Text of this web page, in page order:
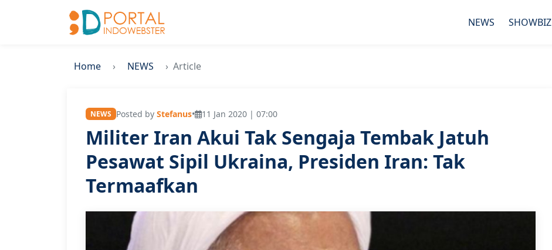
NEWS SHOWBIZ
Home NEWS Article
NEWS Posted by Stefanus• 11 Jan 2020 | 07:00
Militer Iran Akui Tak Sengaja Tembak Jatuh
Pesawat Sipil Ukraina, Presiden Iran: Tak
Termaafkan